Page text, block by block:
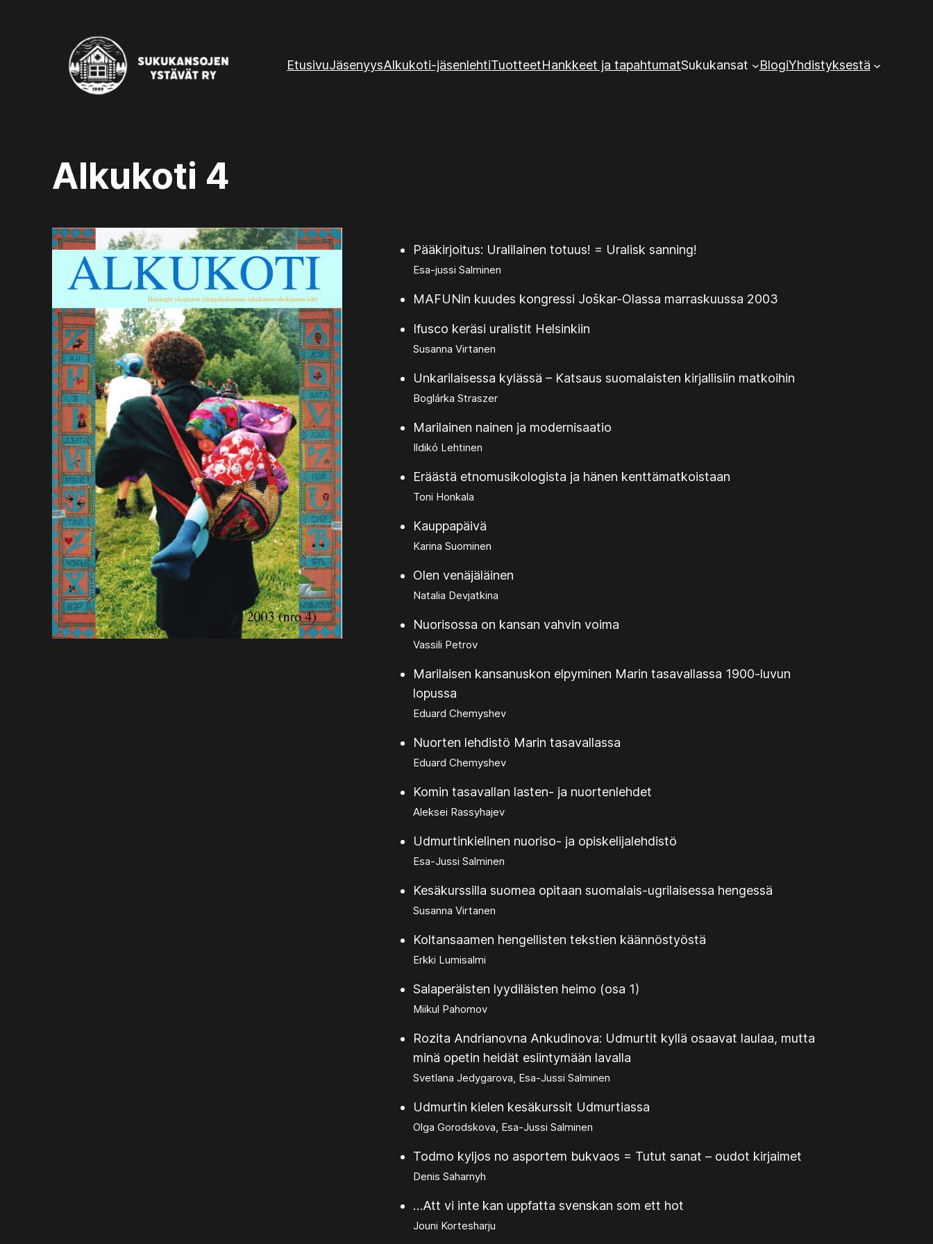
EtusivuJäsenyysAlkukoti-jäsenlehtiTuotteetHankkeet ja tapahtumatSukukansat BlogiYhdistyksestä
Alkukoti 4
Pääkirjoitus: Uralilainen totuus! = Uralisk sanning!
Esa-jussi Salminen
MAFUNin kuudes kongressi Joškar-Olassa marraskuussa 2003
Ifusco keräsi uralistit Helsinkiin
Susanna Virtanen
Unkarilaisessa kylässä – Katsaus suomalaisten kirjallisiin matkoihin
Boglárka Straszer
Marilainen nainen ja modernisaatio
Ildikó Lehtinen
Eräästä etnomusikologista ja hänen kenttämatkoistaan
Toni Honkala
Kauppapäivä
Karina Suominen
Olen venäjäläinen
Natalia Devjatkina
Nuorisossa on kansan vahvin voima
Vassili Petrov
Marilaisen kansanuskon elpyminen Marin tasavallassa 1900-luvun
lopussa
Eduard Chemyshev
Nuorten lehdistö Marin tasavallassa
Eduard Chemyshev
Komin tasavallan lasten- ja nuortenlehdet
Aleksei Rassyhajev
Udmurtinkielinen nuoriso- ja opiskelijalehdistö
Esa-Jussi Salminen
Kesäkurssilla suomea opitaan suomalais-ugrilaisessa hengessä
Susanna Virtanen
Koltansaamen hengellisten tekstien käännöstyöstä
Erkki Lumisalmi
Salaperäisten lyydiläisten heimo (osa 1)
Miikul Pahomov
Rozita Andrianovna Ankudinova: Udmurtit kyllä osaavat laulaa, mutta
minä opetin heidät esiintymään lavalla
Svetlana Jedygarova, Esa-Jussi Salminen
Udmurtin kielen kesäkurssit Udmurtiassa
Olga Gorodskova, Esa-Jussi Salminen
Todmo kyljos no asportem bukvaos = Tutut sanat – oudot kirjaimet
Denis Saharnyh
…Att vi inte kan uppfatta svenskan som ett hot
Jouni Kortesharju